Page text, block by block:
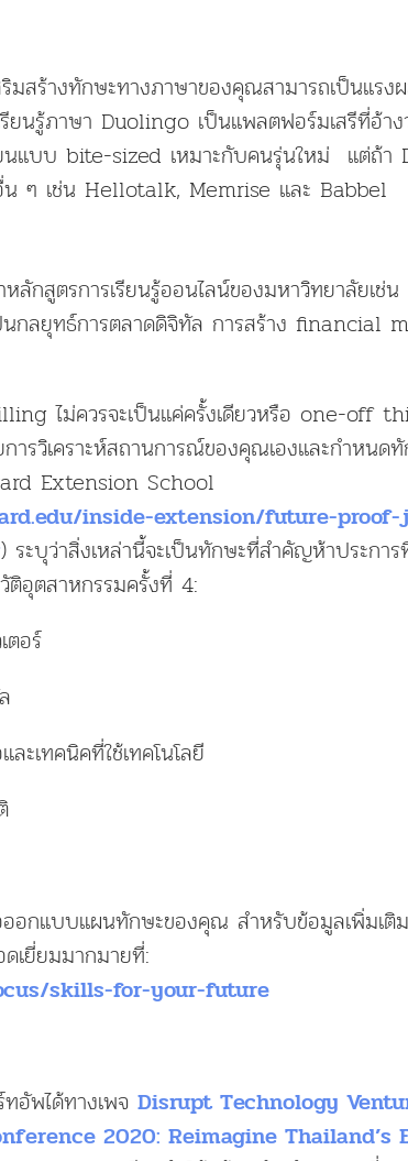
มสร้างทักษะทางภาษาของคุณสามารถเป็นแรง
นรู้ภาษา Duolingo เป็นแพลตฟอร์มเสรีที่อ้าง
นเเบบ bite-sized เหมาะกับคนรุ่นใหม่ แต่ถ้า
ๆ เช่น Hellotalk, Memrise และ Babbel
หลักสูตรการเรียนรู้ออนไลน์ของมหาวิทยาลัยเ
นกลยุทธ์การตลาดดิจิทัล การสร้าง financial
ไม่ควรจะเป็นเเค่ครั้งเดียวหรือ one-off
ารวิเคราะห์สถานการณ์ของคุณเองและกำหน
Extension School
inside-extension/future-
) ระบุว่าสิ่งเหล่านี้จะเป็นทักษะที่สำคัญห้าประกา
ติอุตสาหกรรมครั้งที่ 4:
ตอร์
ะเทคนิคที่ใช้เทคโนโลยี
ออกแบบแผนทักษะของคุณ สำหรับข้อมูลเพิ่มเติ
เยี่ยมมากมายที่:
skills-for-your-future
อัพได้ทางเพจ Disrupt Technology
2020: Reimagine Thailand’s